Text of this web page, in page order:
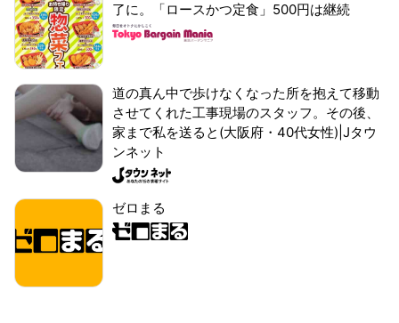
了に。「ロースかつ定食」500円は継続
道の真ん中で歩けなくなった所を抱えて移動
させてくれた工事現場のスタッフ。その後、
家まで私を送ると(大阪府・40代女性)|Jタウ
ンネット
ゼロまる